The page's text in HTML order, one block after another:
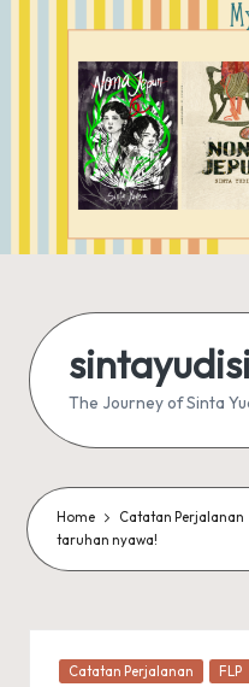
The Journey of Sinta
Home Catatan Perjalanan
taruhan nyawa!
Posted
Catatan Perjalanan FLP